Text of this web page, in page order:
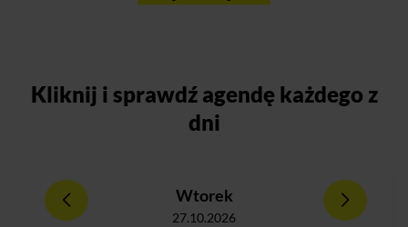
Kliknij i sprawdź agendę każdego z
dni
Wtorek
27.10.2026